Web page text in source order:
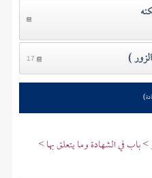
)
17
باب في الشهادة وما يتعلق بها >